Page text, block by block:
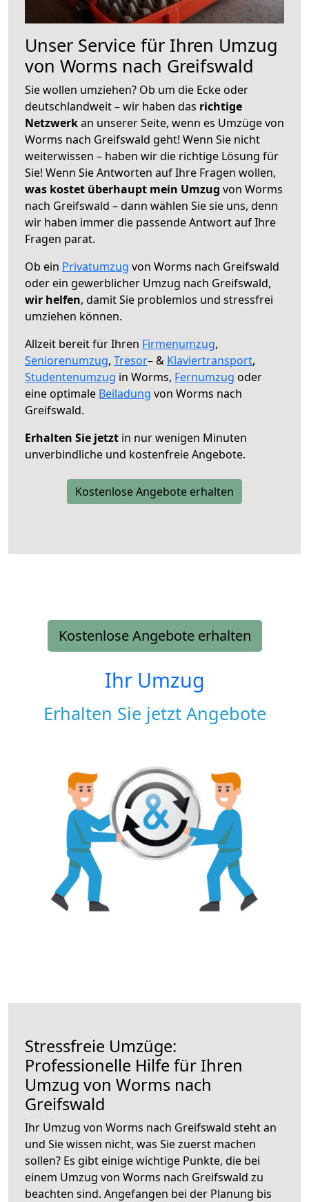
Unser Service für Ihren Umzug
von Worms nach Greifswald
Sie wollen umziehen? Ob um die Ecke oder
deutschlandweit – wir haben das richtige
Netzwerkan unserer Seite, wenn es Umzüge von
Worms nach Greifswald geht! Wenn Sie nicht
weiterwissen – haben wir die richtige Lösung für
Sie! Wenn Sie Antworten auf Ihre Fragen wollen,
was kostet überhaupt mein Umzug von Worms
nach Greifswald – dann wählen Sie sie uns, denn
wir haben immer die passende Antwort auf Ihre
Fragen parat.
Ob ein Privatumzug von Worms nach Greifswald
oder ein gewerblicher Umzug nach Greifswald,
wir helfen, damit Sie problemlos und stressfrei
umziehen können.
Allzeit bereit für Ihren Firmenumzug,
Seniorenumzug, Tresor– & Klaviertransport,
Studentenumzug in Worms, Fernumzug oder
eine optimale Beiladung von Worms nach
Greifswald.
Erhalten Sie jetzt in nur wenigen Minuten
unverbindliche und kostenfreie Angebote.
Kostenlose Angebote erhalten
Kostenlose Angebote erhalten
Ihr Umzug
Erhalten Sie jetzt Angebote
Stressfreie Umzüge:
Professionelle Hilfe für Ihren
Umzug von Worms nach
Greifswald
Ihr Umzug von Worms nach Greifswald steht an
und Sie wissen nicht, was Sie zuerst machen
sollen? Es gibt einige wichtige Punkte, die bei
einem Umzug von Worms nach Greifswald zu
beachten sind. Angefangen bei der Planung bis